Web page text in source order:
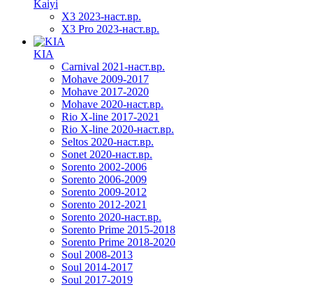
Kaiyi
X3 2023-наст.вр.
X3 Pro 2023-наст.вр.
KIA
Carnival 2021-наст.вр.
Mohave 2009-2017
Mohave 2017-2020
Mohave 2020-наст.вр.
Rio X-line 2017-2021
Rio X-line 2020-наст.вр.
Seltos 2020-наст.вр.
Sonet 2020-наст.вр.
Sorento 2002-2006
Sorento 2006-2009
Sorento 2009-2012
Sorento 2012-2021
Sorento 2020-наст.вр.
Sorento Prime 2015-2018
Sorento Prime 2018-2020
Soul 2008-2013
Soul 2014-2017
Soul 2017-2019